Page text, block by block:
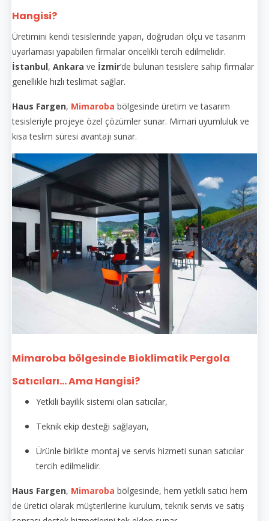
Hangisi?
Üretimini kendi tesislerinde yapan, doğrudan ölçü ve tasarım
uyarlaması yapabilen firmalar öncelikli tercih edilmelidir.
İstanbul, Ankara ve İzmir’de bulunan tesislere sahip firmalar
genellikle hızlı teslimat sağlar.
Haus Fargen, Mimaroba bölgesinde üretim ve tasarım
tesisleriyle projeye özel çözümler sunar. Mimari uyumluluk ve
kısa teslim süresi avantajı sunar.
Mimaroba bölgesinde Bioklimatik Pergola
Satıcıları... Ama Hangisi?
Yetkili bayilik sistemi olan satıcılar,
Teknik ekip desteği sağlayan,
Ürünle birlikte montaj ve servis hizmeti sunan satıcılar
tercih edilmelidir.
Haus Fargen, Mimaroba bölgesinde, hem yetkili satıcı hem
de üretici olarak müşterilerine kurulum, teknik servis ve satış